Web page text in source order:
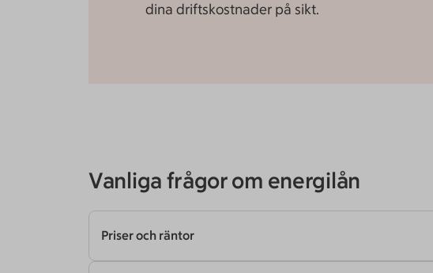
dina driftskostnader på sikt.
Vanliga frågor om energilån
Priser och räntor